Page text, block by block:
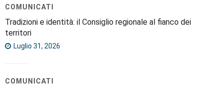
COMUNICATI
Tradizioni e identità: il Consiglio regionale al fianco dei
territori
Luglio 31, 2026
COMUNICATI